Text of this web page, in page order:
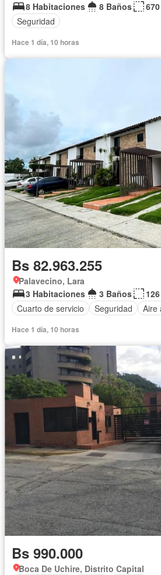
8 Habitaciones
8 Baños
Seguridad
Hace 1 día, 10 horas
Bs 82.963.255
Palavecino, Lara
3 Habitaciones
3 Baños
Cuarto de servicio
Seguridad Aire
Hace 1 día, 10 horas
Bs 990.000
Boca De Uchire, Distrito Capital